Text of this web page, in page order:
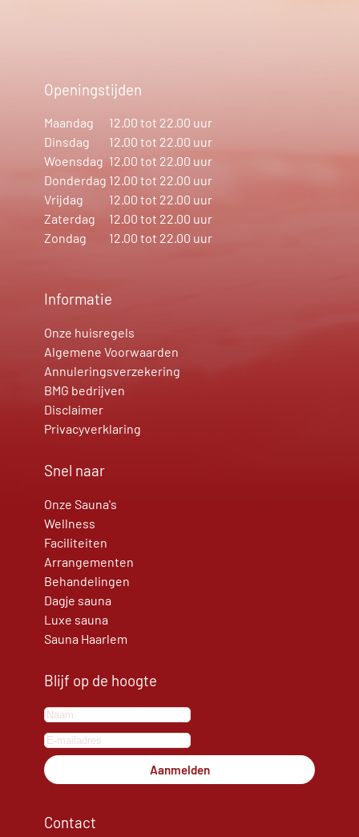
Openingstijden
Maandag
12.00 tot 22.00 uur
Dinsdag
12.00 tot 22.00 uur
Woensdag 12.00 tot 22.00 uur
Donderdag 12.00 tot 22.00 uur
Vrijdag
12.00 tot 22.00 uur
Zaterdag
12.00 tot 22.00 uur
Zondag
12.00 tot 22.00 uur
Informatie
Onze huisregels
Algemene Voorwaarden
Annuleringsverzekering
BMG bedrijven
Disclaimer
Privacyverklaring
Snel naar
Onze Sauna's
Wellness
Faciliteiten
Arrangementen
Behandelingen
Dagje sauna
Luxe sauna
Sauna Haarlem
Blijf op de hoogte
Aanmelden
Contact